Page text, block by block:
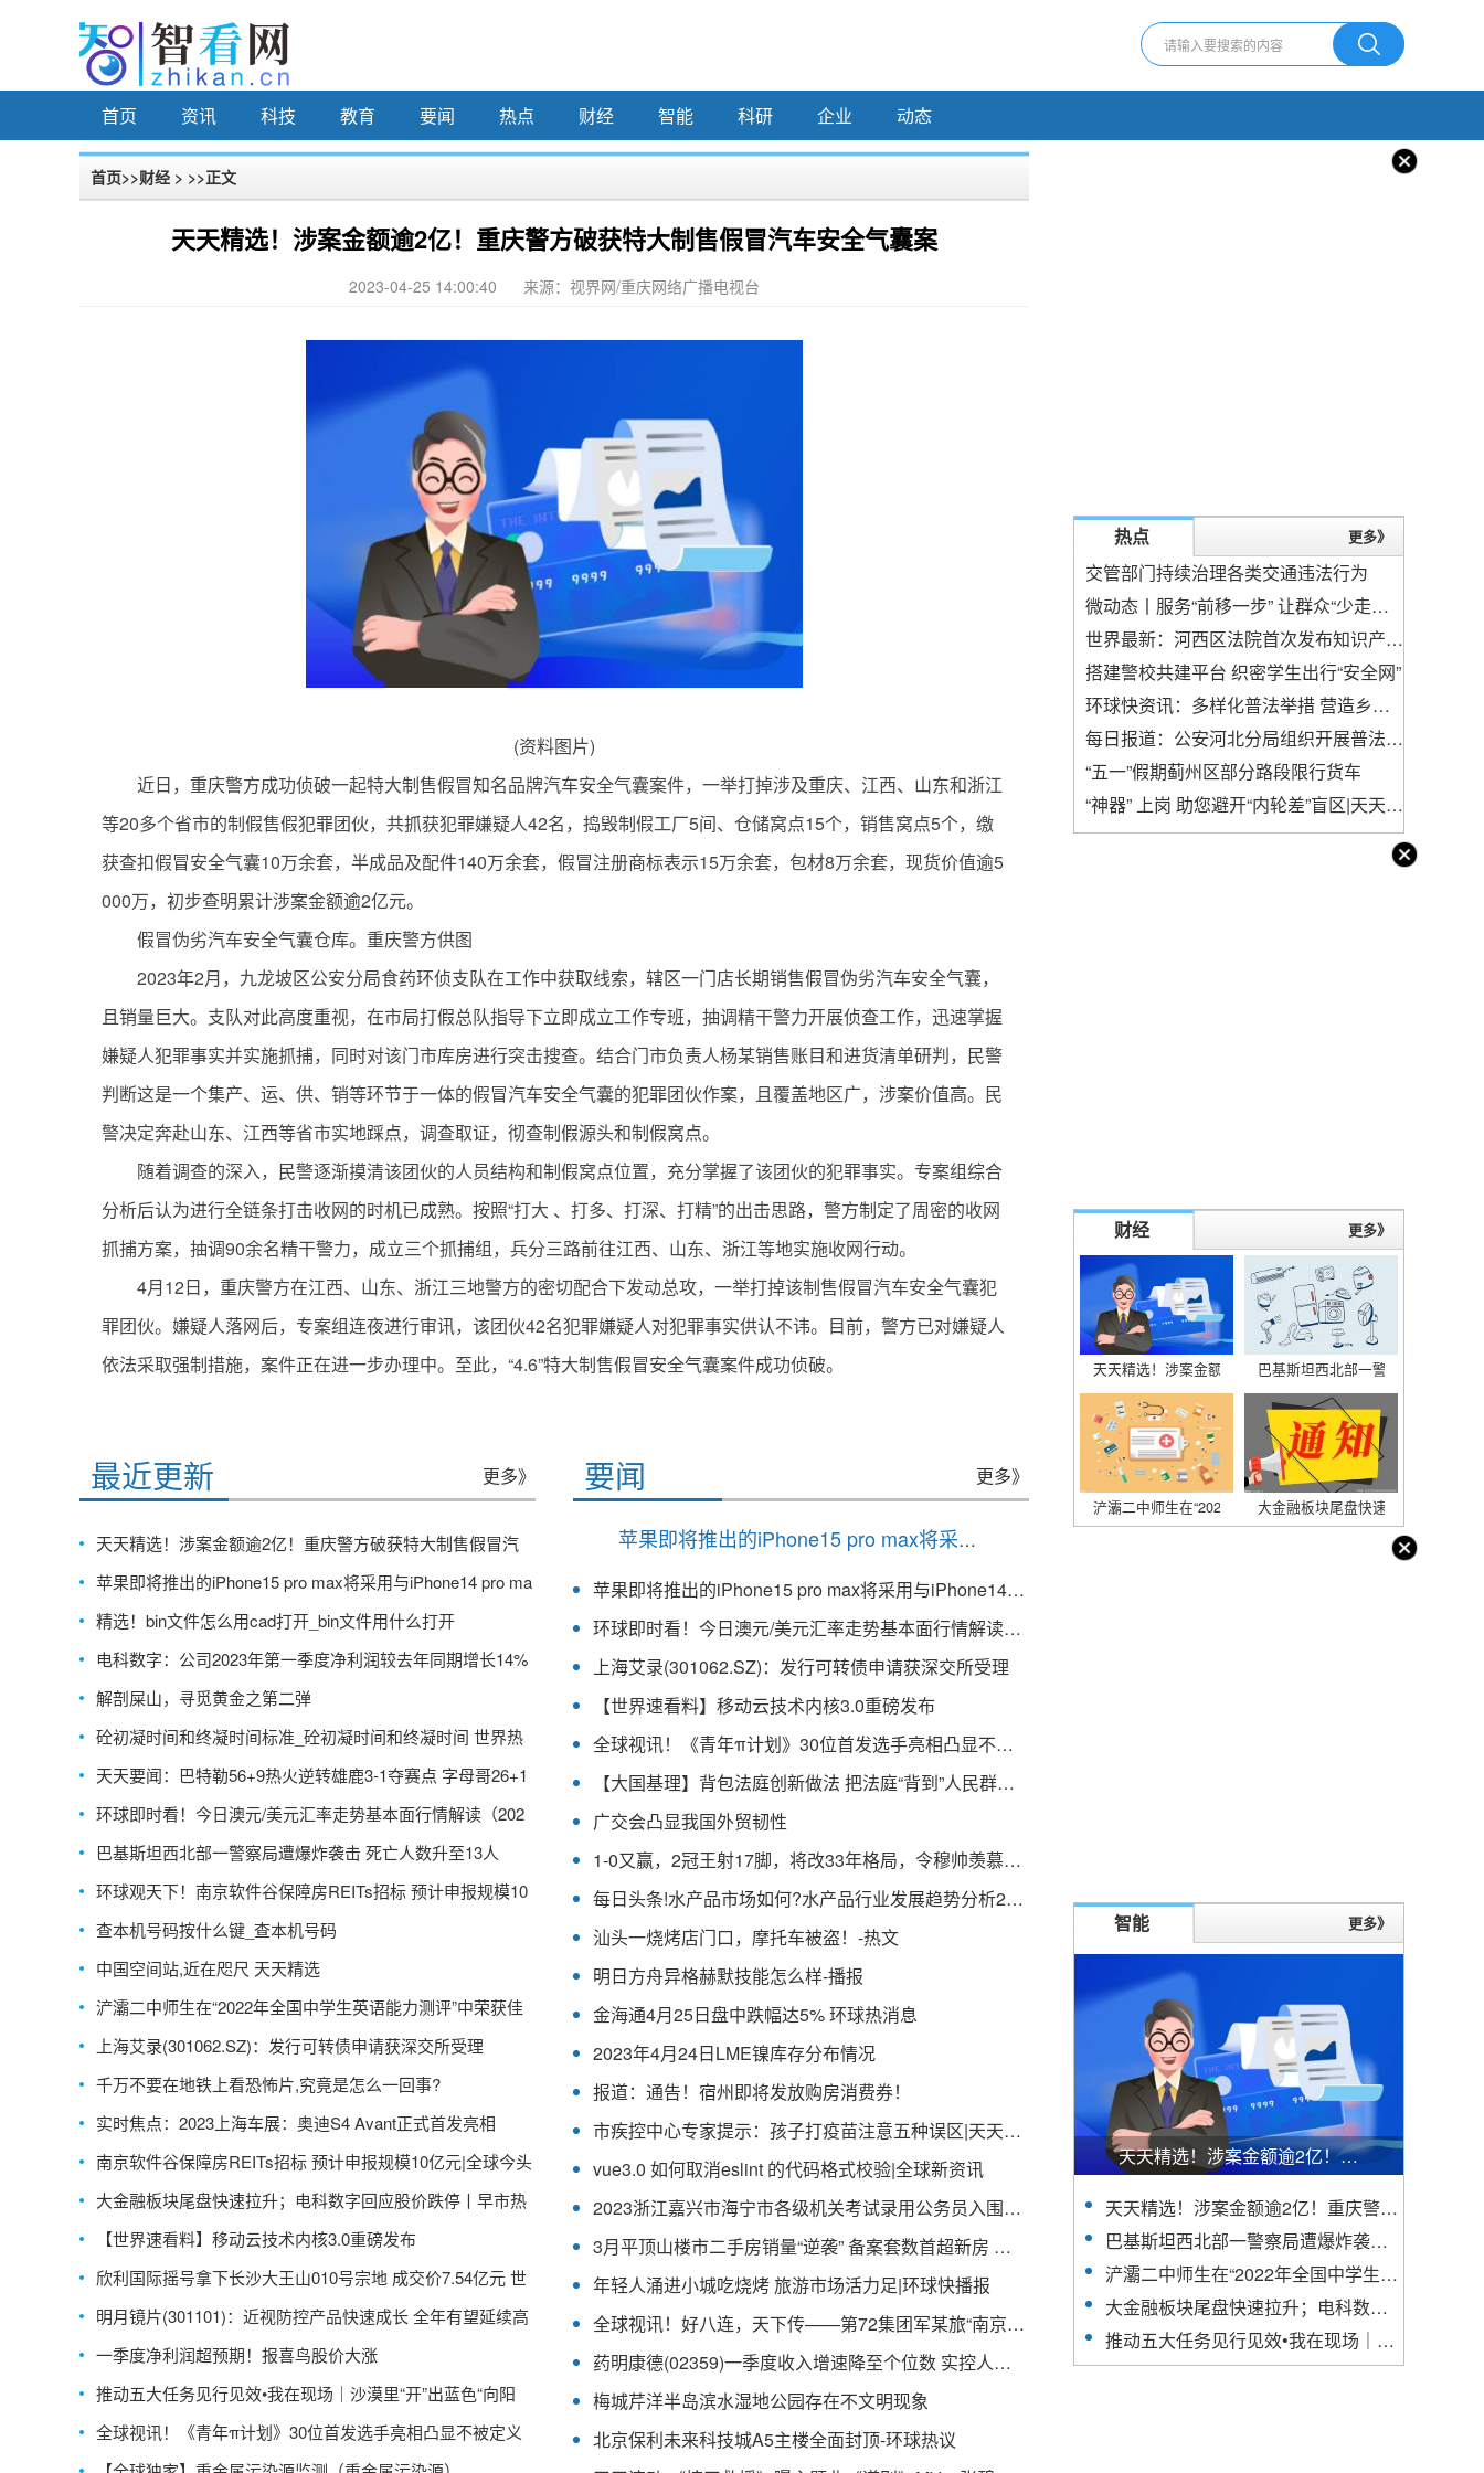
首页 资讯 科技 教育 要闻 热点 财经 智能 科研 企业 动态
首页>>财经 > >>正文
天天精选！涉案金额逾2亿！重庆警方破获特大制售假冒汽车安全气囊案
2023-04-25 14:00:40 来源：视界网/重庆网络广播电视台
(资料图片)
近日，重庆警方成功侦破一起特大制售假冒知名品牌汽车安全气囊案件，一举打掉涉及重庆、江西、山东和浙江
等20多个省市的制假售假犯罪团伙，共抓获犯罪嫌疑人42名，捣毁制假工厂5间、仓储窝点15个，销售窝点5个，缴
获查扣假冒安全气囊10万余套，半成品及配件140万余套，假冒注册商标表示15万余套，包材8万余套，现货价值逾5
000万，初步查明累计涉案金额逾2亿元。
假冒伪劣汽车安全气囊仓库。重庆警方供图
2023年2月，九龙坡区公安分局食药环侦支队在工作中获取线索，辖区一门店长期销售假冒伪劣汽车安全气囊，
且销量巨大。支队对此高度重视，在市局打假总队指导下立即成立工作专班，抽调精干警力开展侦查工作，迅速掌握
嫌疑人犯罪事实并实施抓捕，同时对该门市库房进行突击搜查。结合门市负责人杨某销售账目和进货清单研判，民警
判断这是一个集产、运、供、销等环节于一体的假冒汽车安全气囊的犯罪团伙作案，且覆盖地区广，涉案价值高。民
警决定奔赴山东、江西等省市实地踩点，调查取证，彻查制假源头和制假窝点。
随着调查的深入，民警逐渐摸清该团伙的人员结构和制假窝点位置，充分掌握了该团伙的犯罪事实。专案组综合
分析后认为进行全链条打击收网的时机已成熟。按照“打大 、打多、打深、打精”的出击思路，警方制定了周密的收网
抓捕方案，抽调90余名精干警力，成立三个抓捕组，兵分三路前往江西、山东、浙江等地实施收网行动。
4月12日，重庆警方在江西、山东、浙江三地警方的密切配合下发动总攻，一举打掉该制售假冒汽车安全气囊犯
罪团伙。嫌疑人落网后，专案组连夜进行审讯，该团伙42名犯罪嫌疑人对犯罪事实供认不讳。目前，警方已对嫌疑人
依法采取强制措施，案件正在进一步办理中。至此，“4.6”特大制售假冒安全气囊案件成功侦破。
最近更新 更多》
天天精选！涉案金额逾2亿！重庆警方破获特大制售假冒汽
车安全气囊案
苹果即将推出的iPhone15 pro max将采用与iPhone14 pro ma
x一样摄像头
精选！bin文件怎么用cad打开_bin文件用什么打开
电科数字：公司2023年第一季度净利润较去年同期增长14%
解剖屎山，寻觅黄金之第二弹
砼初凝时间和终凝时间标准_砼初凝时间和终凝时间 世界热
消息
天天要闻：巴特勒56+9热火逆转雄鹿3-1夺赛点 字母哥26+1
0+13
环球即时看！今日澳元/美元汇率走势基本面行情解读（202
3/4/25）
巴基斯坦西北部一警察局遭爆炸袭击 死亡人数升至13人
环球观天下！南京软件谷保障房REITs招标 预计申报规模10
亿元
查本机号码按什么键_查本机号码
中国空间站,近在咫尺 天天精选
浐灞二中师生在“2022年全国中学生英语能力测评”中荣获佳
绩
上海艾录(301062.SZ)：发行可转债申请获深交所受理
千万不要在地铁上看恐怖片,究竟是怎么一回事?
实时焦点：2023上海车展：奥迪S4 Avant正式首发亮相
南京软件谷保障房REITs招标 预计申报规模10亿元|全球今头
条
大金融板块尾盘快速拉升；电科数字回应股价跌停丨早市热
点
【世界速看料】移动云技术内核3.0重磅发布
欣利国际摇号拿下长沙大王山010号宗地 成交价7.54亿元 世
界滚动
明月镜片(301101)：近视防控产品快速成长 全年有望延续高
增 观天下
一季度净利润超预期！报喜鸟股价大涨
推动五大任务见行见效•我在现场｜沙漠里“开”出蓝色“向阳
花” 新资讯
全球视讯！《青年π计划》30位首发选手亮相凸显不被定义
要闻 更多》
苹果即将推出的iPhone15 pro max将采用与iPhone14 pro max一样摄像头
苹果即将推出的iPhone15 pro max将采用与iPhone14 pro max一样摄像头
环球即时看！今日澳元/美元汇率走势基本面行情解读（2023/4/25）
上海艾录(301062.SZ)：发行可转债申请获深交所受理
【世界速看料】移动云技术内核3.0重磅发布
全球视讯！《青年π计划》30位首发选手亮相凸显不被定义的年轻唱作力
【大国基理】背包法庭创新做法 把法庭“背到”人民群众家门口-全球实时
广交会凸显我国外贸韧性
1-0又赢，2冠王射17脚，将改33年格局，令穆帅羡慕，2负米兰遗憾 焦点关注
每日头条!水产品市场如何?水产品行业发展趋势分析2023
汕头一烧烤店门口，摩托车被盗！-热文
明日方舟异格赫默技能怎么样-播报
金海通4月25日盘中跌幅达5% 环球热消息
2023年4月24日LME镍库存分布情况
报道：通告！宿州即将发放购房消费券！
市疾控中心专家提示：孩子打疫苗注意五种误区|天天快报
vue3.0 如何取消eslint 的代码格式校验|全球新资讯
2023浙江嘉兴市海宁市各级机关考试录用公务员入围体检递补人员名单（二）
3月平顶山楼市二手房销量“逆袭” 备案套数首超新房 快资讯
年轻人涌进小城吃烧烤 旅游市场活力足|环球快播报
全球视讯！好八连，天下传——第72集团军某旅“南京路上好八连”建设全面过硬连队纪实
药明康德(02359)一季度收入增速降至个位数 实控人时隔三个月再次大手笔减持
梅城芹洋半岛滨水湿地公园存在不文明现象
北京保利未来科技城A5主楼全面封顶-环球热议
热点 更多》
交管部门持续治理各类交通违法行为
微动态丨服务“前移一步” 让群众“少走一步”
世界最新：河西区法院首次发布知识产权审判白皮书
搭建警校共建平台 织密学生出行“安全网”
环球快资讯：多样化普法举措 营造乡村振兴良好法治环境
每日报道：公安河北分局组织开展普法进企业宣传活动
“五一”假期蓟州区部分路段限行货车
“神器” 上岗 助您避开“内轮差”盲区|天天热文
财经 更多》
天天精选！涉案金额逾2亿！重庆警方破获特大制售假冒汽车
巴基斯坦西北部一警察局遭爆炸袭
浐灞二中师生在“2022年全国中学生英语能力测评”中荣获佳绩
大金融板块尾盘快速拉升；电科数
智能 更多》
天天精选！涉案金额逾2亿！重庆警方破获特大制售假冒汽车安全气囊案
天天精选！涉案金额逾2亿！重庆警方破获特大制售假冒汽车安全气囊案
巴基斯坦西北部一警察局遭爆炸袭击 死亡人数升至13人
浐灞二中师生在“2022年全国中学生英语能力测评”中荣获佳绩
大金融板块尾盘快速拉升；电科数字回应股价跌停丨早市热点
推动五大任务见行见效•我在现场｜沙漠里“开”出蓝色“向阳花” 新资讯